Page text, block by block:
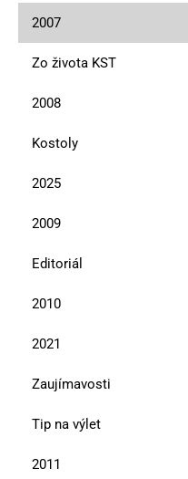
2007
Zo života KST
2008
Kostoly
2025
2009
Editoriál
2010
2021
Zaujímavosti
Tip na výlet
2011